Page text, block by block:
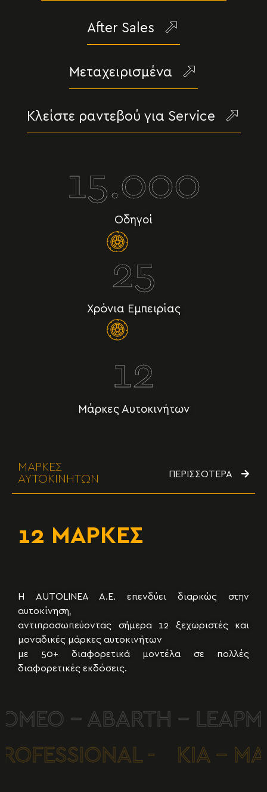
After Sales
Μεταχειρισμένα
Κλείστε ραντεβού για Service
Οδηγοί
15.000
Χρόνια Εμπειρίας
25
Μάρκες Αυτοκινήτων
12
ΜΑΡΚΕΣ
ΑΥΤΟΚΙΝΗΤΩΝ
ΠΕΡΙΣΣΟΤΕΡΑ
12 ΜΑΡΚΕΣ
Η AUTOLINEA A.E. επενδύει διαρκώς στην
αυτοκίνηση,
αντιπροσωπεύοντας σήμερα 12 ξεχωριστές και
μοναδικές μάρκες αυτοκινήτων
με 50+ διαφορετικά μοντέλα σε πολλές
διαφορετικές εκδόσεις.
- ABARTH -
KIA -
-